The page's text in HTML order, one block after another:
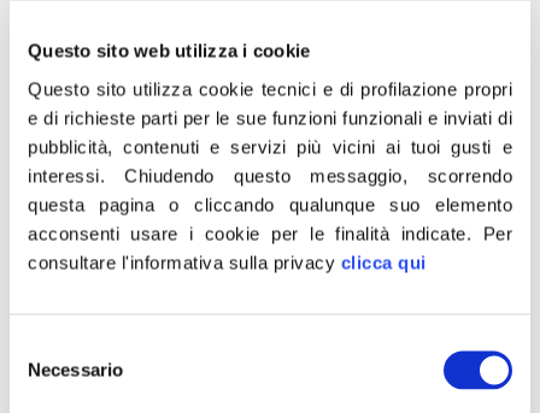
Questo sito web utilizza i cookie
Questo sito utilizza cookie tecnici e di profilazione propri
e di richieste parti per le sue funzioni funzionali e inviati di
pubblicità, contenuti e servizi più vicini ai tuoi gusti e
interessi.Chiudendo questo messaggio, scorrendo
questa pagina o cliccando qualunque suo elemento
acconsenti usare i cookie per le finalità indicate. Per
consultare l'informativa sulla privacy clicca qui
delNecessario
“Congratulazioni e auguri di buon lavoro al nuovo
presidente di Ice, Matteo Zoppas. La sua esperienza nel
mondo aziendale sarà determinante e grazie all’Agenzia
promozione del made in Italy è una priorità assoluta”. Lo